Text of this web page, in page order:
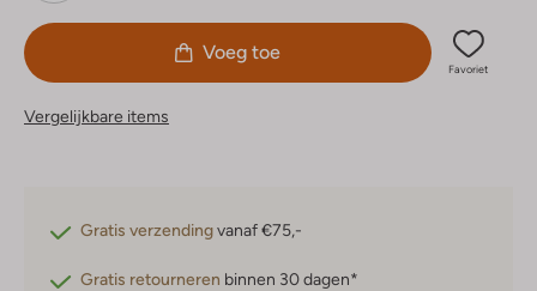
Voeg toe
Favoriet
Vergelijkbare items
Gratis verzendingvanaf €75,-
Gratis retourneren binnen 30 dagen*